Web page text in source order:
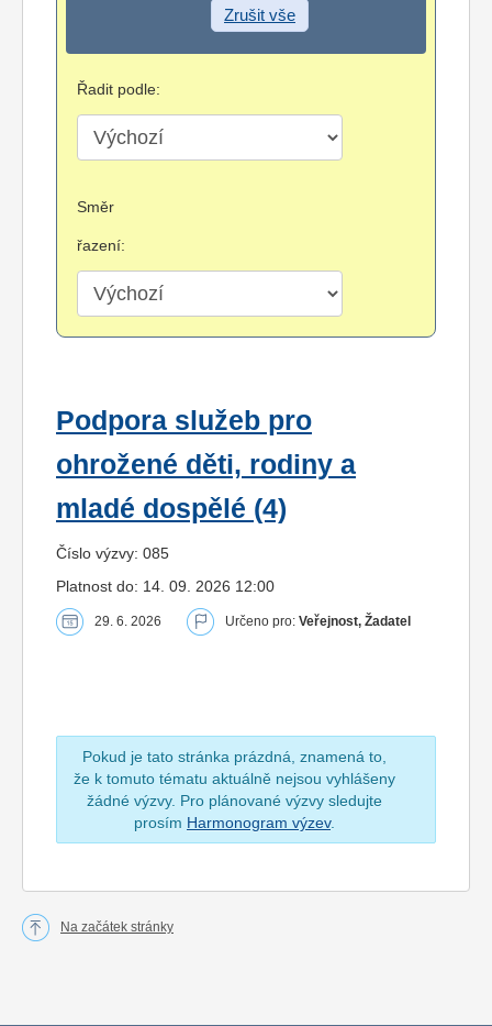
Zrušit vše
Řadit podle:
Směr
řazení:
Podpora služeb pro
ohrožené děti, rodiny a
mladé dospělé (4)
Číslo výzvy: 085
Platnost do: 14. 09. 2026 12:00
29. 6. 2026 Určeno pro: Veřejnost, Žadatel
Pokud je tato stránka prázdná, znamená to,
že k tomuto tématu aktuálně nejsou vyhlášeny
žádné výzvy. Pro plánované výzvy sledujte
prosím Harmonogram výzev.
Na začátek stránky